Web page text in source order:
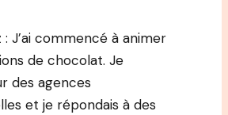
J’ai commencé à animer
de chocolat. Je
des agences
et je répondais à des